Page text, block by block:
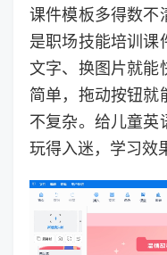
课件模板多得数不
是职场技能培训课
文字、换图片就能
简单，拖动按钮就
不复杂。给儿童英
玩得入迷，学习效